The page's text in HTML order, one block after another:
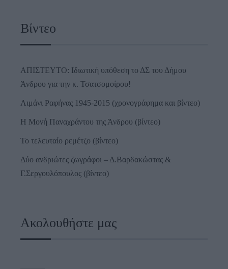
Βίντεο
ΑΠΙΣΤΕΥΤΟ: Ιδιωτική υπόθεση το ΔΣ του Δήμου
Άνδρου για την κ. Τσατσομοίρου!
Λιμάνι Ραφήνας 1945-2015 (χρονογράφημα και βίντεο)
Η Μονή Παναχράντου της Άνδρου (βίντεο)
Το τελευταίο ρεμέτζο (βίντεο)
Δύο ανδριώτες ζωγράφοι – Δ.Βαρδακώστας &
Γ.Σεργουλόπουλος (βίντεο)
Ακολουθήστε μας